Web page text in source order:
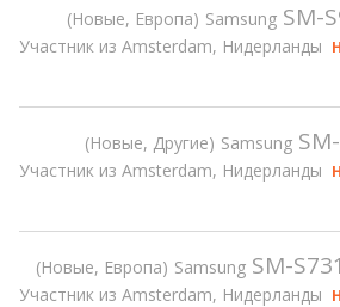
Новые, Европа Samsung SM-
Участник из Amsterdam, Нидерланды
Новые, Другие Samsung
Участник из Amsterdam, Нидерланды
Новые, Европа Samsung SM-
Участник из Amsterdam, Нидерланды